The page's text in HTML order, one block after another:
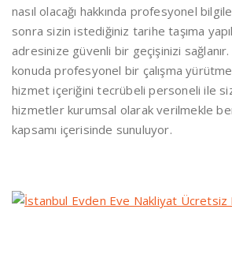
nasıl olacağı hakkında profesyonel
sonra sizin istediğiniz tarihe taşıma
adresinize güvenli bir geçişinizi sağlanır.
konuda profesyonel bir çalışma
hizmet içeriğini tecrübeli personeli ile
hizmetler kurumsal olarak verilmekle
kapsamı içerisinde sunuluyor.